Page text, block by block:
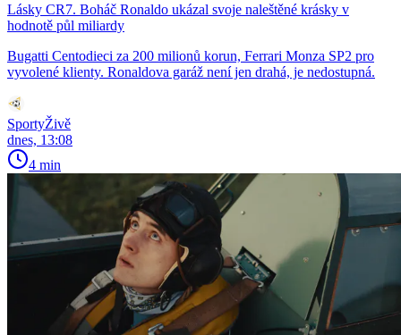
Lásky CR7. Boháč Ronaldo ukázal svoje naleštěné krásky v
hodnotě půl miliardy
Bugatti Centodieci za 200 milionů korun, Ferrari Monza SP2 pro
vyvolené klienty. Ronaldova garáž není jen drahá, je nedostupná.
SportyŽivě
dnes, 13:08
4 min